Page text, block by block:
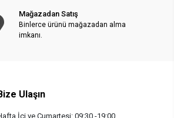
Mağazadan Satış
Binlerce ürünü mağazadan alma
imkanı.
Ulaşın
İçi ve Cumartesi: 09:30 -19:00